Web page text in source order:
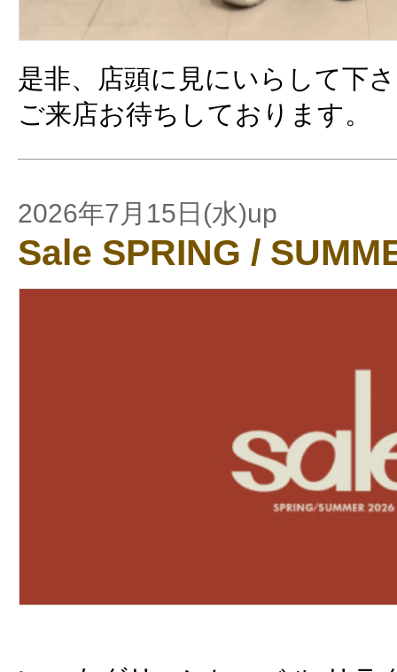
是非、店頭に見にいらして下
ご来店お待ちしております。
2026年7月15日(水)up
Sale SPRING /